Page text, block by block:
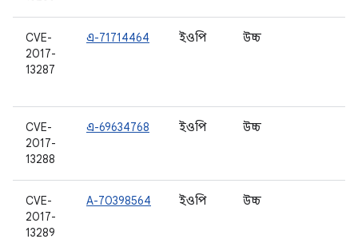
CVE-
2017-
13287
এ-71714464 ইওপি উচ্চ
CVE-
2017-
13288
এ-69634768 ইওপি উচ্চ
CVE-
2017-
13289
A-70398564 ইওপি উচ্চ